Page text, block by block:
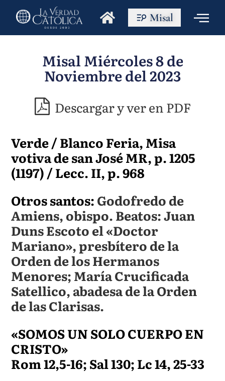
Misal
Misal Miércoles 8 de
Noviembre del 2023
Descargar y ver en PDF
Verde / Blanco Feria, Misa
votiva de san José MR, p. 1205
(1197) / Lecc. II, p. 968
Otros santos:Godofredo de
Amiens, obispo. Beatos: Juan
Duns Escoto el «Doctor
Mariano», presbítero de la
Orden de los Hermanos
Menores; María Crucificada
Satellico, abadesa de la Orden
de las Clarisas.
«SOMOS UN SOLO CUERPO EN
CRISTO»
Rom 12,5-16; Sal 130; Lc 14, 25-33